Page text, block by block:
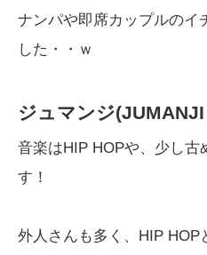
ナンパや即席カップルのイ
した・・ｗ
ジュマンジ
音楽はHIP HOPや、少し古
す！
外人さんも多く、HIP HOP